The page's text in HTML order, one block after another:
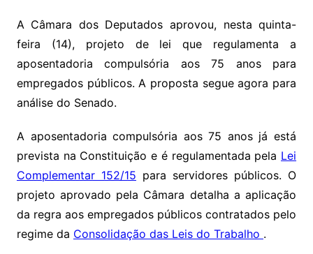
A Câmara dos Deputados aprovou, nesta quinta-
feira (14), projeto de lei que regulamenta a
aposentadoria compulsória aos 75 anos para
empregados públicos. A proposta segue agora para
análise do Senado.
A aposentadoria compulsória aos 75 anos já está
prevista na Constituição e é regulamentada pela Lei
Complementar 152/15 para servidores públicos. O
projeto aprovado pela Câmara detalha a aplicação
da regra aos empregados públicos contratados pelo
regime da Consolidação das Leis do Trabalho .